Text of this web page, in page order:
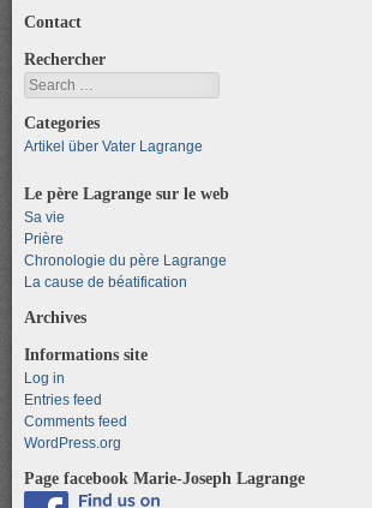
Contact
Rechercher
Search
Categories
Artikel über Vater Lagrange
Le père Lagrange sur le web
Sa vie
Prière
Chronologie du père Lagrange
La cause de béatification
Archives
Informations site
Log in
Entries feed
Comments feed
WordPress.org
Page facebook Marie-Joseph Lagrange